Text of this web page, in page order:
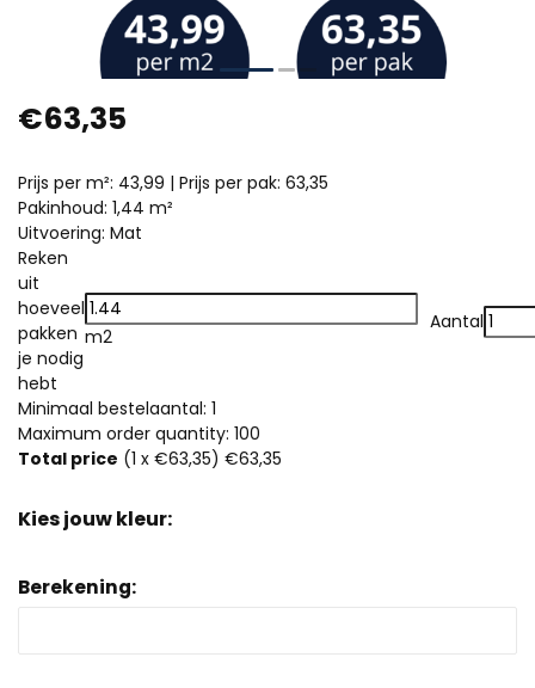
€63,35
Prijs per m²: 43,99 | Prijs per pak: 63,35
Pakinhoud: 1,44 m²
Uitvoering: Mat
Reken
uit
hoeveel
pakken
je nodig
hebt
m2
Aantal
Minimaal bestelaantal: 1
Maximum order quantity: 100
Total price (1 x €63,35) €63,35
Kies jouw kleur:
Berekening: